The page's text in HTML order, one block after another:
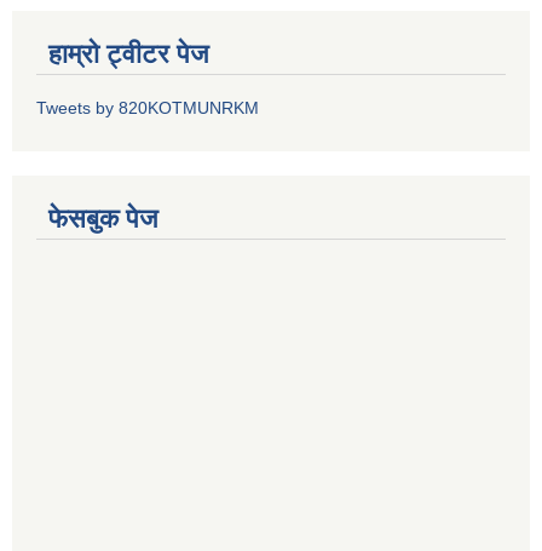
हाम्रो ट्वीटर पेज
Tweets by 820KOTMUNRKM
फेसबुक पेज